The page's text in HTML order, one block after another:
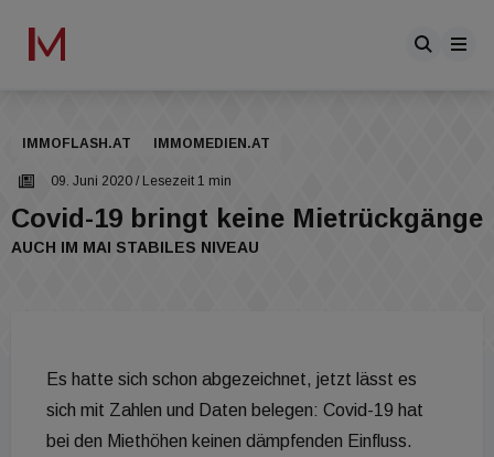
IMMOFLASH.AT IMMOMEDIEN.AT
09. Juni 2020 / Lesezeit 1 min
Covid-19 bringt keine Mietrückgänge
AUCH IM MAI STABILES NIVEAU
Es hatte sich schon abgezeichnet, jetzt lässt es
sich mit Zahlen und Daten belegen: Covid-19 hat
bei den Miethöhen keinen dämpfenden Einfluss.